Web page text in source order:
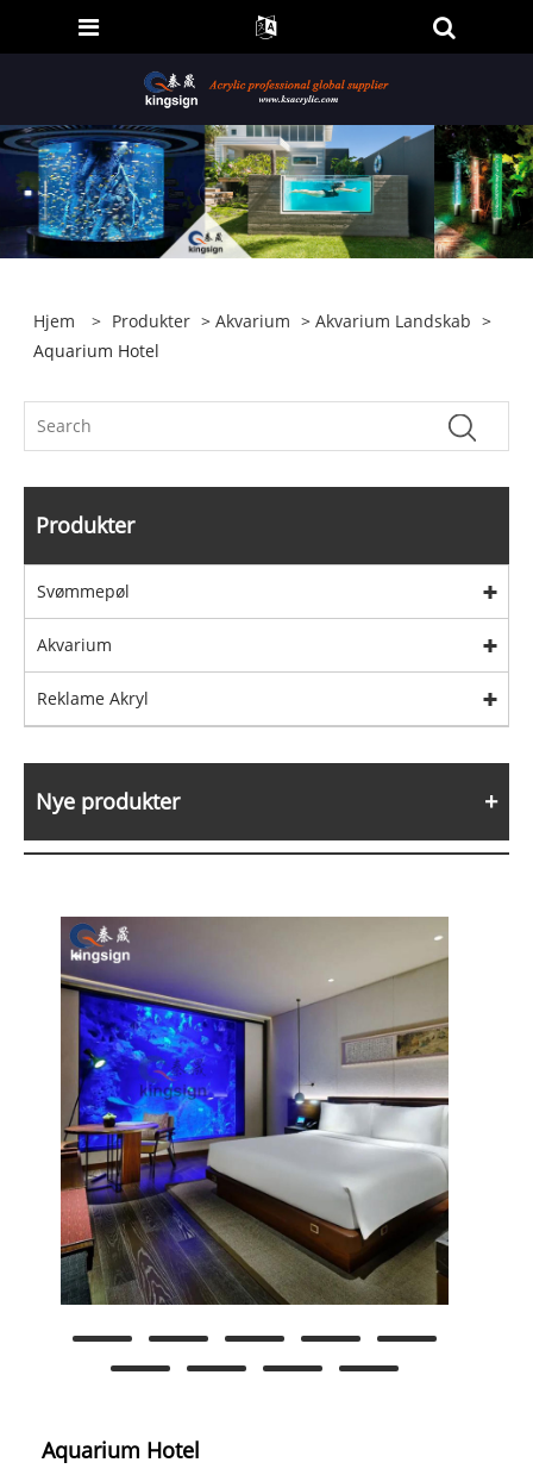
Hjem > Produkter >Akvarium >Akvarium Landskab >
Aquarium Hotel
Produkter
Svømmepøl
Akvarium
Reklame Akryl
Nye produkter
Aquarium Hotel